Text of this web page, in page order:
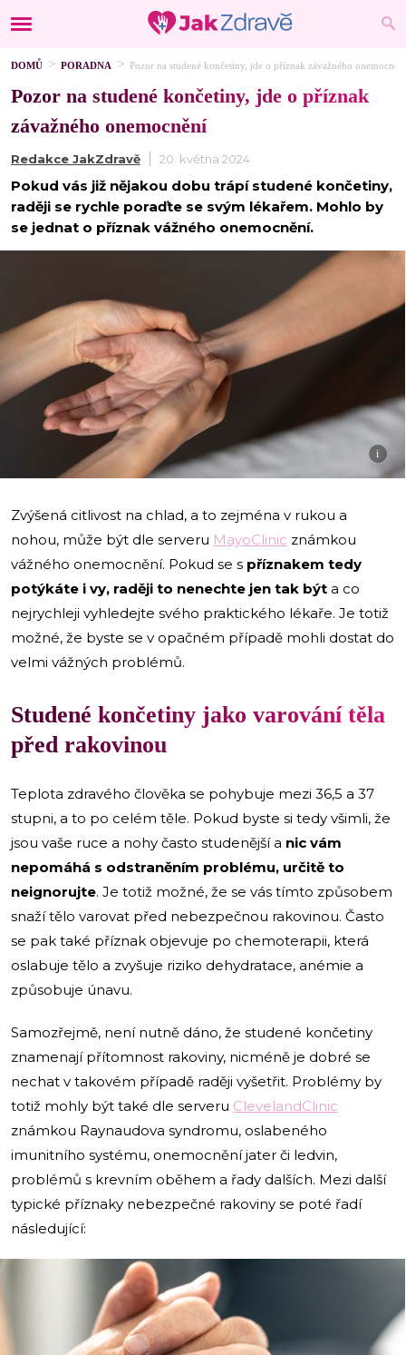
DOMŮ PORADNA Pozor na studené končetiny, jde o příznak závažného onemocnění
Pozor na studené končetiny, jde o příznak
závažného onemocnění
Redakce JakZdravě 20. května 2024
Pokud vás již nějakou dobu trápí studené končetiny,
raději se rychle poraďte se svým lékařem. Mohlo by
se jednat o příznak vážného onemocnění.
i
Zvýšená citlivost na chlad, a to zejména v rukou a
nohou, může být dle serveru MayoClinic známkou
vážného onemocnění. Pokud se s příznakem tedy
potýkáte i vy, raději to nenechte jen tak být a co
nejrychleji vyhledejte svého praktického lékaře. Je totiž
možné, že byste se v opačném případě mohli dostat do
velmi vážných problémů.
Studené končetiny jako varování těla
před rakovinou
Teplota zdravého člověka se pohybuje mezi 36,5 a 37
stupni, a to po celém těle. Pokud byste si tedy všimli, že
jsou vaše ruce a nohy často studenější a nic vám
nepomáhá s odstraněním problému, určitě to
neignorujte. Je totiž možné, že se vás tímto způsobem
snaží tělo varovat před nebezpečnou rakovinou. Často
se pak také příznak objevuje po chemoterapii, která
oslabuje tělo a zvyšuje riziko dehydratace, anémie a
způsobuje únavu.
Samozřejmě, není nutně dáno, že studené končetiny
znamenají přítomnost rakoviny, nicméně je dobré se
nechat v takovém případě raději vyšetřit. Problémy by
totiž mohly být také dle serveru ClevelandClinic
známkou Raynaudova syndromu, oslabeného
imunitního systému, onemocnění jater či ledvin,
problémů s krevním oběhem a řady dalších. Mezi další
typické příznaky nebezpečné rakoviny se poté řadí
následující: